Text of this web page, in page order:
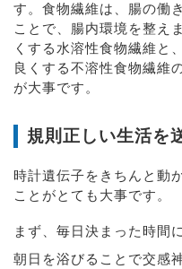
す。食物繊維は、腸の働
ことで、腸内環境を整え
くする水溶性食物繊維と
良くする不溶性食物繊維
が大事です。
規則正しい生活を
時計遺伝子をきちんと動
ことがとても大事です。
まず、毎日決まった時間
朝日を浴びることで交感